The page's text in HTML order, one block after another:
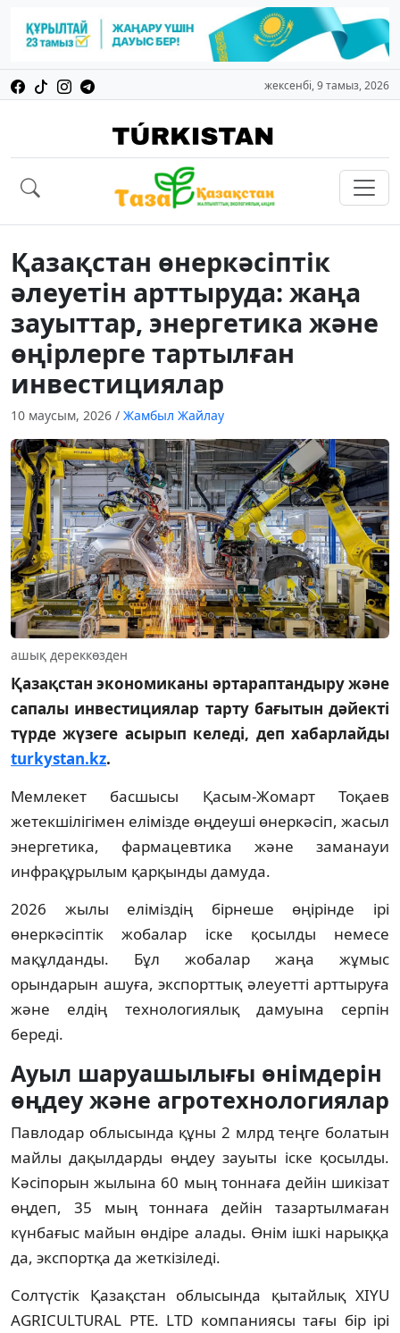
жексенбі, 9 тамыз, 2026
Қазақстан өнеркәсіптік
әлеуетін арттыруда: жаңа
зауыттар, энергетика және
өңірлерге тартылған
инвестициялар
10 маусым, 2026 / Жамбыл Жайлау
ашық дереккөзден
Қазақстан экономиканы әртараптандыру және
сапалы инвестициялар тарту бағытын дәйекті
түрде жүзеге асырып келеді, деп хабарлайды
turkystan.kz.
Мемлекет басшысы Қасым-Жомарт Тоқаев
жетекшілігімен елімізде өңдеуші өнеркәсіп, жасыл
энергетика, фармацевтика және заманауи
инфрақұрылым қарқынды дамуда.
2026 жылы еліміздің бірнеше өңірінде ірі
өнеркәсіптік жобалар іске қосылды немесе
мақұлданды. Бұл жобалар жаңа жұмыс
орындарын ашуға, экспорттық әлеуетті арттыруға
және елдің технологиялық дамуына серпін
береді.
Ауыл шаруашылығы өнімдерін
өңдеу және агротехнологиялар
Павлодар облысында құны 2 млрд теңге болатын
майлы дақылдарды өңдеу зауыты іске қосылды.
Кәсіпорын жылына 60 мың тоннаға дейін шикізат
өңдеп, 35 мың тоннаға дейін тазартылмаған
күнбағыс майын өндіре алады. Өнім ішкі нарыққа
да, экспортқа да жеткізіледі.
Солтүстік Қазақстан облысында қытайлық XIYU
AGRICULTURAL PTE. LTD компаниясы тағы бір ірі